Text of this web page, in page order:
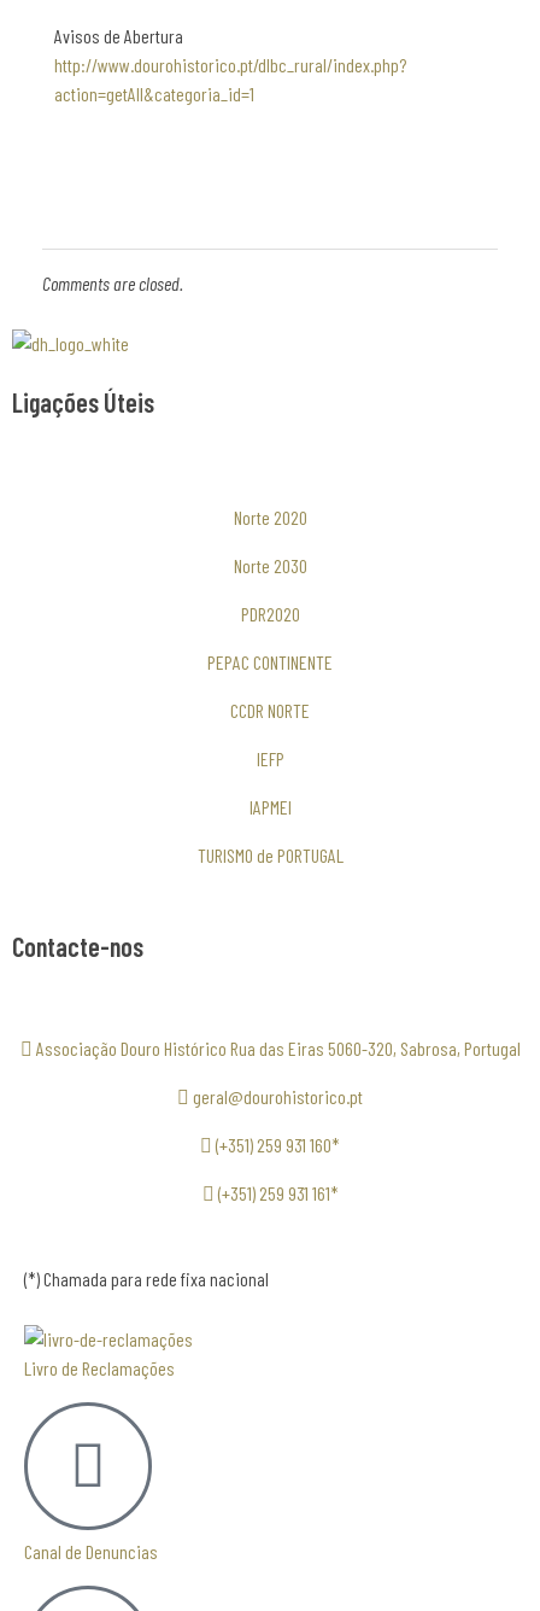
Avisos de Abertura
http://www.dourohistorico.pt/dlbc_rural/index.php?
action=getAll&categoria_id=1
Comments are closed.
Ligações Úteis
Norte 2020
Norte 2030
PDR2020
PEPAC CONTINENTE
CCDR NORTE
IEFP
IAPMEI
TURISMO de PORTUGAL
Contacte-nos
Associação Douro Histórico Rua das Eiras 5060-320, Sabrosa, Portugal
geral@dourohistorico.pt
(+351) 259 931 160*
(+351) 259 931 161*
(*) Chamada para rede fixa nacional
Livro de Reclamações
Canal de Denuncias